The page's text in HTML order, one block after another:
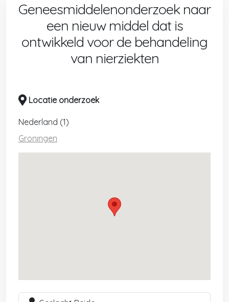
Geneesmiddelenonderzoek naar
een nieuw middel dat is
ontwikkeld voor de behandeling
van nierziekten
Locatie onderzoek
Nederland (1)
Groningen